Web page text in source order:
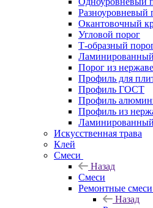
Разноуровневый
Окантовочный
Угловой порог
Т-образный
Порог из
Профиль для
Профиль ГОСТ
Профиль
Профиль из
Искусственная трава
Клей
Смеси
Назад
Смеси
Ремонтные смеси
Назад